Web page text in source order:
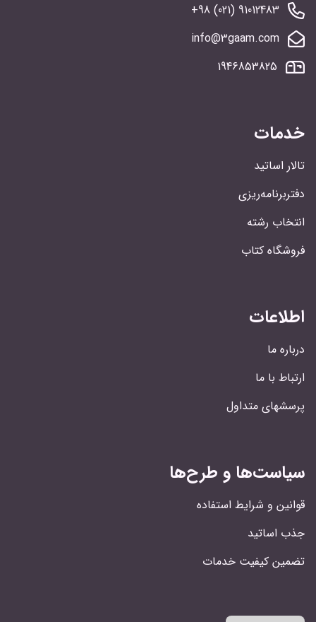
91012483 (021) 98+
info@3gaam.com
1946853825
خدمات
تالار اساتید
دفتربرنامه‌ریزی
انتخاب رشته
فروشگاه کتاب
اطلاعات
درباره ما
ارتباط با ما
پرسشهای متداول
سیاست‌ها و طرح‌ها
قوانین و شرایط استفاده
جذب اساتید
تضمین کیفیت خدمات